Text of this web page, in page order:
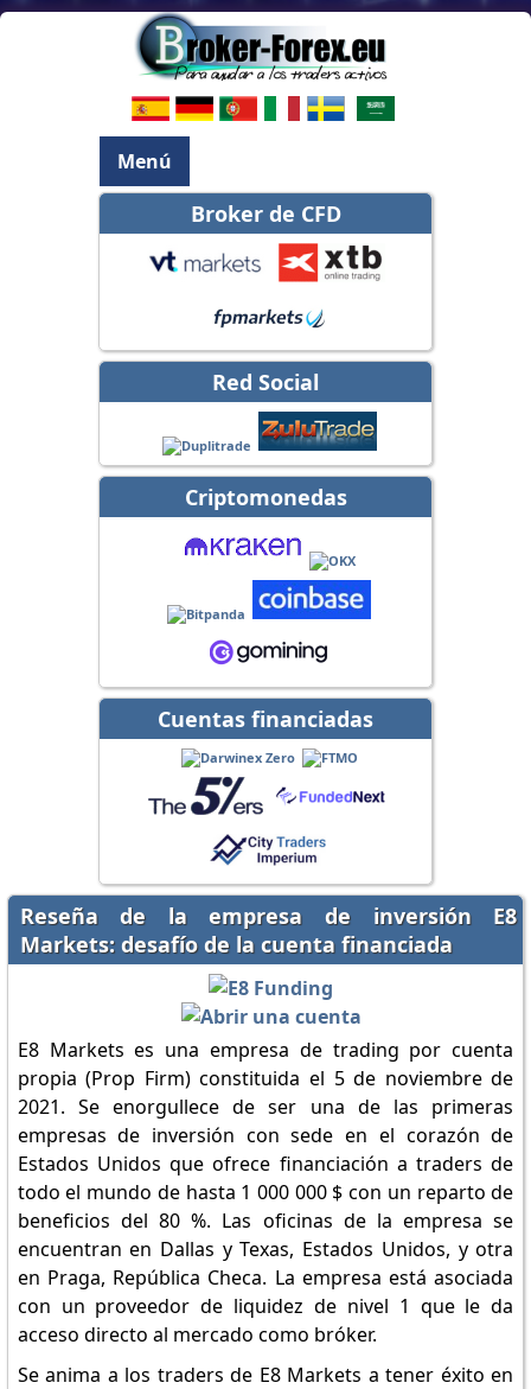
Menú
Broker de CFD
Red Social
Criptomonedas
Cuentas financiadas
Reseña de la empresa de inversión E8
Markets: desafío de la cuenta financiada
E8 Markets es una empresa de trading por cuenta
propia (Prop Firm) constituida el 5 de noviembre de
2021. Se enorgullece de ser una de las primeras
empresas de inversión con sede en el corazón de
Estados Unidos que ofrece financiación a traders de
todo el mundo de hasta 1 000 000 $ con un reparto de
beneficios del 80 %. Las oficinas de la empresa se
encuentran en Dallas y Texas, Estados Unidos, y otra
en Praga, República Checa. La empresa está asociada
con un proveedor de liquidez de nivel 1 que le da
acceso directo al mercado como bróker.
Se anima a los traders de E8 Markets a tener éxito en